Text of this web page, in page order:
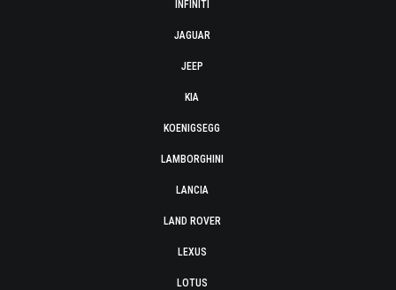
INFINITI
JAGUAR
JEEP
KIA
KOENIGSEGG
LAMBORGHINI
LANCIA
LAND ROVER
LEXUS
LOTUS